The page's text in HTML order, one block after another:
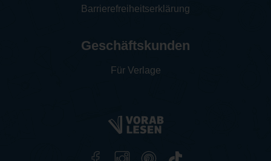
Barrierefreiheitserklärung
Geschäftskunden
Für Verlage